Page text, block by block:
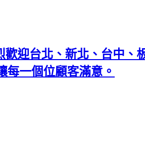
迎台北、新北、台中、
一個位顧客滿意。